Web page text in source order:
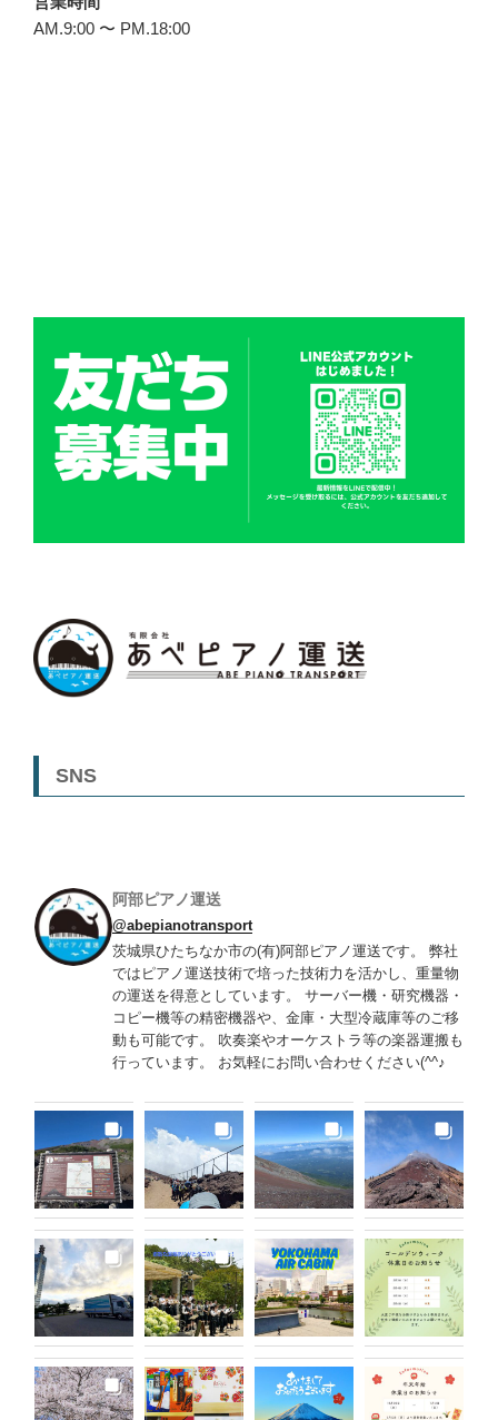
AM.9:00 〜 PM.18:00
SNS
阿部ピアノ運送
@abepianotransport
茨城県ひたちなか市の(有)阿部ピアノ運送です。 弊社
ではピアノ運送技術で培った技術力を活かし、重量物
の運送を得意としています。 サーバー機・研究機器・
コピー機等の精密機器や、金庫・大型冷蔵庫等のご移
動も可能です。 吹奏楽やオーケストラ等の楽器運搬も
行っています。 お気軽にお問い合わせください(^^♪